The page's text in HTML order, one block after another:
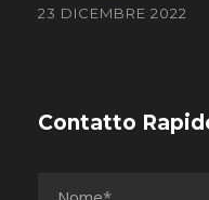
23 DICEMBRE 2022
Contatto